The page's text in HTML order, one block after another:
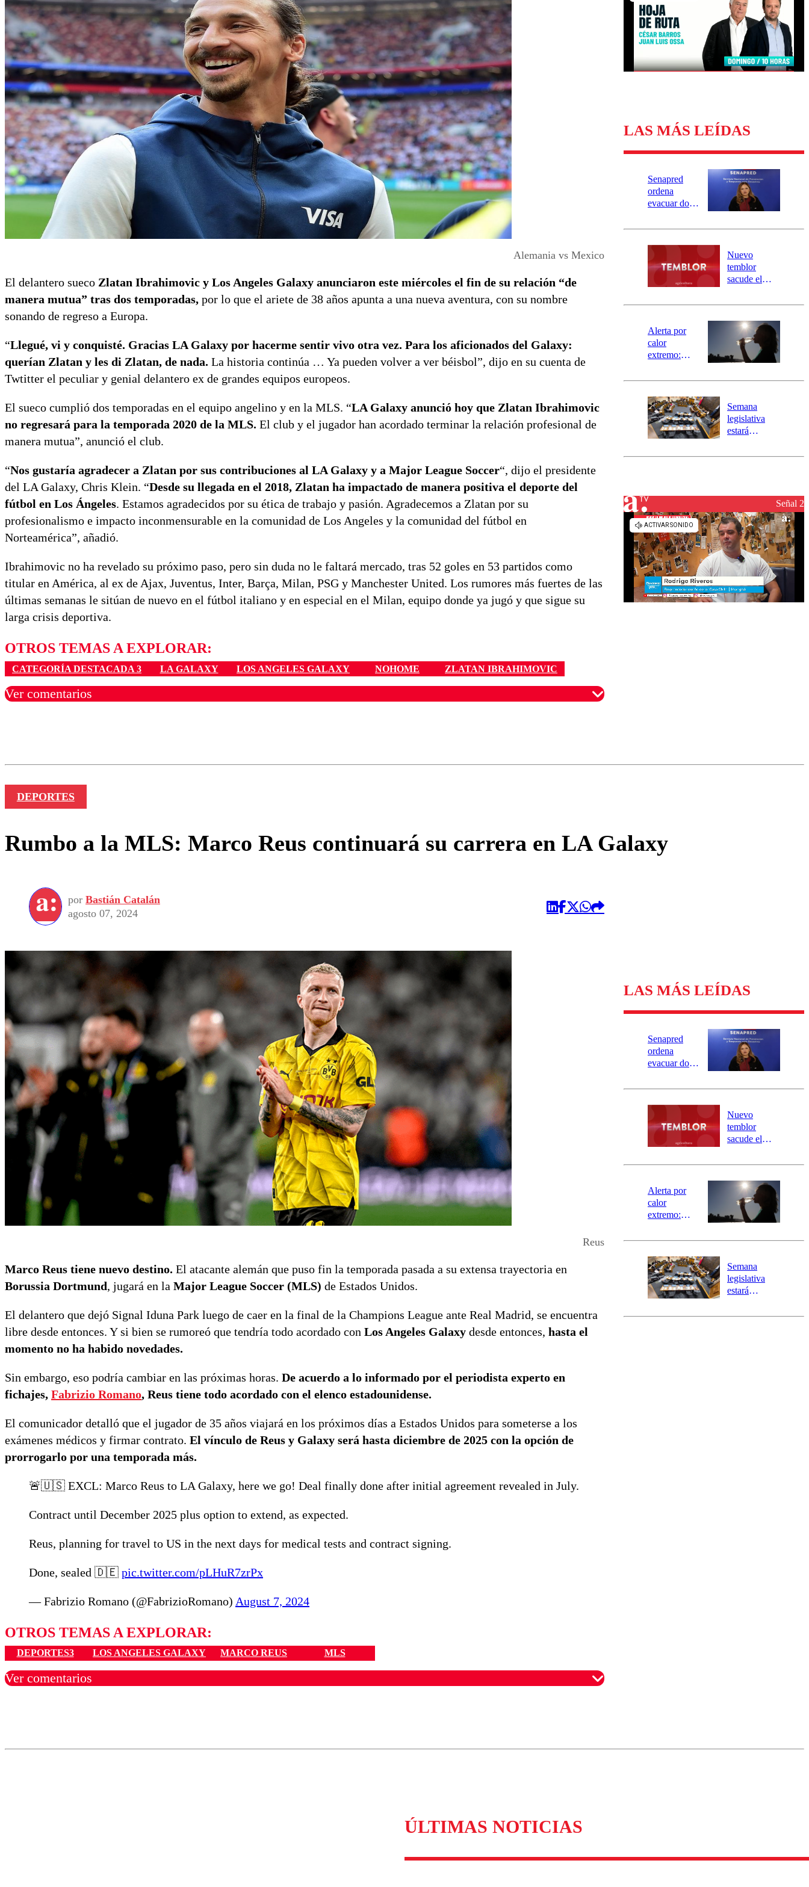
Universidad de Chile
Sustentabilidad
Alemania vs Mexico
El delantero sueco Zlatan Ibrahimovic y Los Angeles Galaxy anunciaron este miércoles el fin de su relación “de
manera mutua” tras dos temporadas, por lo que el ariete de 38 años apunta a una nueva aventura, con su nombre
sonando de regreso a Europa.
“Llegué, vi y conquisté. Gracias LA Galaxy por hacerme sentir vivo otra vez. Para los aficionados del Galaxy:
querían Zlatan y les di Zlatan, de nada. La historia continúa … Ya pueden volver a ver béisbol”, dijo en su cuenta de
Twtitter el peculiar y genial delantero ex de grandes equipos europeos.
El sueco cumplió dos temporadas en el equipo angelino y en la MLS. “LA Galaxy anunció hoy que Zlatan Ibrahimovic
no regresará para la temporada 2020 de la MLS. El club y el jugador han acordado terminar la relación profesional de
manera mutua”, anunció el club.
“Nos gustaría agradecer a Zlatan por sus contribuciones al LA Galaxy y a Major League Soccer“, dijo el presidente
del LA Galaxy, Chris Klein. “Desde su llegada en el 2018, Zlatan ha impactado de manera positiva el deporte del
fútbol en Los Ángeles. Estamos agradecidos por su ética de trabajo y pasión. Agradecemos a Zlatan por su
profesionalismo e impacto inconmensurable en la comunidad de Los Angeles y la comunidad del fútbol en
Norteamérica”, añadió.
Ibrahimovic no ha revelado su próximo paso, pero sin duda no le faltará mercado, tras 52 goles en 53 partidos como
titular en América, al ex de Ajax, Juventus, Inter, Barça, Milan, PSG y Manchester United. Los rumores más fuertes de las
últimas semanas le sitúan de nuevo en el fútbol italiano y en especial en el Milan, equipo donde ya jugó y que sigue su
larga crisis deportiva.
OTROS TEMAS A EXPLORAR:
CATEGORÍA DESTACADA 3 LA GALAXY LOS ANGELES GALAXY NOHOME ZLATAN IBRAHIMOVIC
Ver comentarios
LAS MÁS LEÍDAS
Senapred
ordena
evacuar dos
Carahue por
río Damas:
activa
mensajería
SAE
Nuevo
temblor
sacude el
revisa la
epicentro
Alerta por
calor
extremo:
activa Alerta
Preventiva en
tres comunas
Semana
legislativa
estará
el fin de la
reconstrucciónSeñal 2
DEPORTES
Rumbo a la MLS: Marco Reus continuará su carrera en LA Galaxy
por Bastián Catalán
agosto 07, 2024
Reus
Marco Reus tiene nuevo destino. El atacante alemán que puso fin la temporada pasada a su extensa trayectoria en
Borussia Dortmund, jugará en la Major League Soccer (MLS) de Estados Unidos.
El delantero que dejó Signal Iduna Park luego de caer en la final de la Champions League ante Real Madrid, se encuentra
libre desde entonces. Y si bien se rumoreó que tendría todo acordado con Los Angeles Galaxy desde entonces, hasta el
momento no ha habido novedades.
Sin embargo, eso podría cambiar en las próximas horas. De acuerdo a lo informado por el periodista experto en
fichajes, Fabrizio Romano, Reus tiene todo acordado con el elenco estadounidense.
El comunicador detalló que el jugador de 35 años viajará en los próximos días a Estados Unidos para someterse a los
exámenes médicos y firmar contrato. El vínculo de Reus y Galaxy será hasta diciembre de 2025 con la opción de
prorrogarlo por una temporada más.
🚨🇺🇸 EXCL: Marco Reus to LA Galaxy, here we go! Deal finally done after initial agreement revealed in July.
Contract until December 2025 plus option to extend, as expected.
Reus, planning for travel to US in the next days for medical tests and contract signing.
Done, sealed 🇩🇪 pic.twitter.com/pLHuR7zrPx
— Fabrizio Romano (@FabrizioRomano) August 7, 2024
OTROS TEMAS A EXPLORAR:
DEPORTES3 LOS ANGELES GALAXY MARCO REUS MLS
Ver comentarios
LAS MÁS LEÍDAS
Senapred
ordena
evacuar dos
Carahue por
río Damas:
activa
mensajería
SAE
Nuevo
temblor
sacude el
revisa la
epicentro
Alerta por
calor
extremo:
activa Alerta
Preventiva en
tres comunas
Semana
legislativa
estará
el fin de la
ÚLTIMAS NOTICIAS